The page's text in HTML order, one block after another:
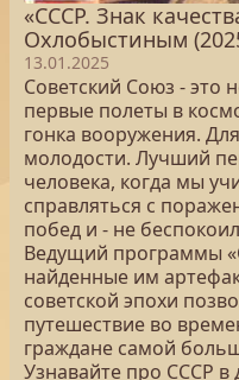
«СССР. Знак
Охлобыстиным
13.01.2025
Советский Союз - это
первые полеты в
гонка вооружения.
молодости. Лучший
человека, когда мы
справляться с
побед и - не
Ведущий программы
найденные им
советской эпохи
путешествие во
граждане самой
Узнавайте про СССР в